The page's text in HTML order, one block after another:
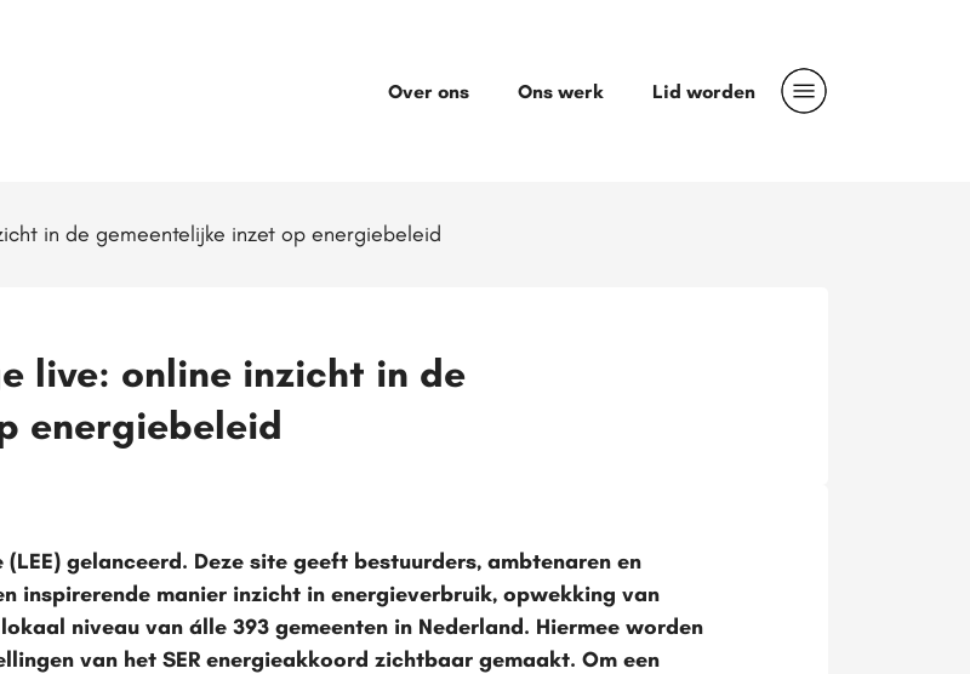
Over ons Ons werk Lid worden
in de gemeentelijke inzet op energiebeleid
live: online inzicht in de
energiebeleid
gelanceerd. Deze site geeft bestuurders, ambtenaren en
inspirerende manier inzicht in energieverbruik, opwekking van
niveau van álle 393 gemeenten in Nederland. Hiermee worden
van het SER energieakkoord zichtbaar gemaakt. Om een